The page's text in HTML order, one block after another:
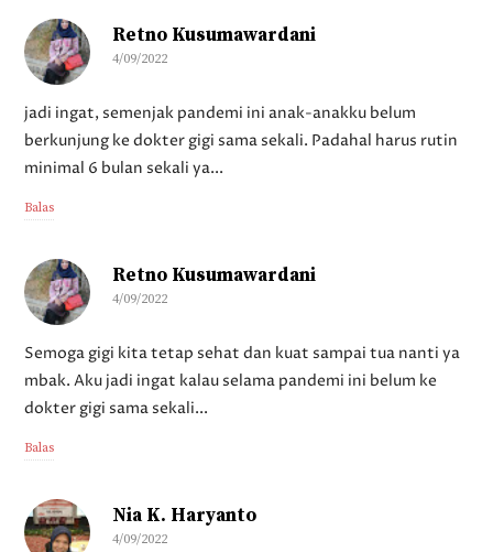
Retno Kusumawardani
4/09/2022
jadi ingat, semenjak pandemi ini anak-anakku belum
berkunjung ke dokter gigi sama sekali. Padahal harus rutin
minimal 6 bulan sekali ya...
Balas
Retno Kusumawardani
4/09/2022
Semoga gigi kita tetap sehat dan kuat sampai tua nanti ya
mbak. Aku jadi ingat kalau selama pandemi ini belum ke
dokter gigi sama sekali...
Balas
Nia K. Haryanto
4/09/2022